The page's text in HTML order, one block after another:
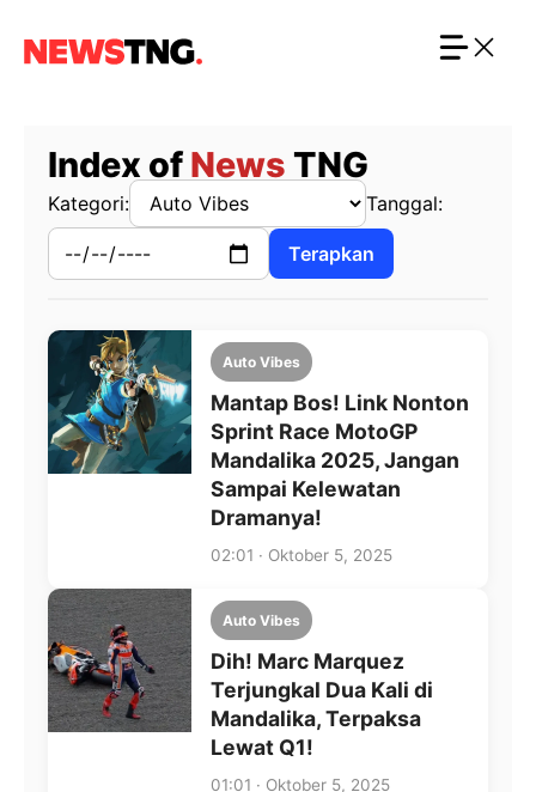
Index ofNews TNG
Kategori: Tanggal:
Terapkan
Auto Vibes
Mantap Bos! Link Nonton
Sprint Race MotoGP
Mandalika 2025, Jangan
Sampai Kelewatan
Dramanya!
02:01 · Oktober 5, 2025
Auto Vibes
Dih! Marc Marquez
Terjungkal Dua Kali di
Mandalika, Terpaksa
Lewat Q1!
01:01 · Oktober 5, 2025